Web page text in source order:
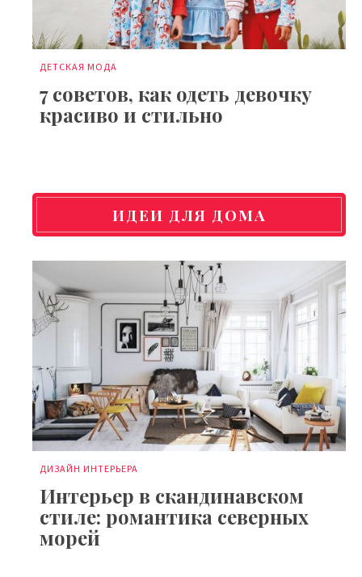
ДЕТСКАЯ МОДА
7 советов, как одеть девочку
красиво и стильно
ИДЕИ ДЛЯ ДОМА
ДИЗАЙН ИНТЕРЬЕРА
Интерьер в скандинавском
стиле: романтика северных
морей